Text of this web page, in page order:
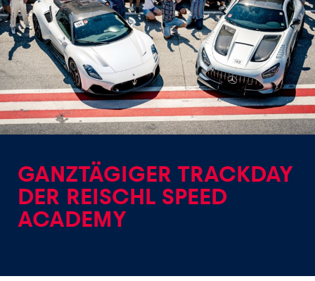
Events
Alle anzeigen
GANZTÄGIGER TRACKDAY
DER REISCHL SPEED
ACADEMY